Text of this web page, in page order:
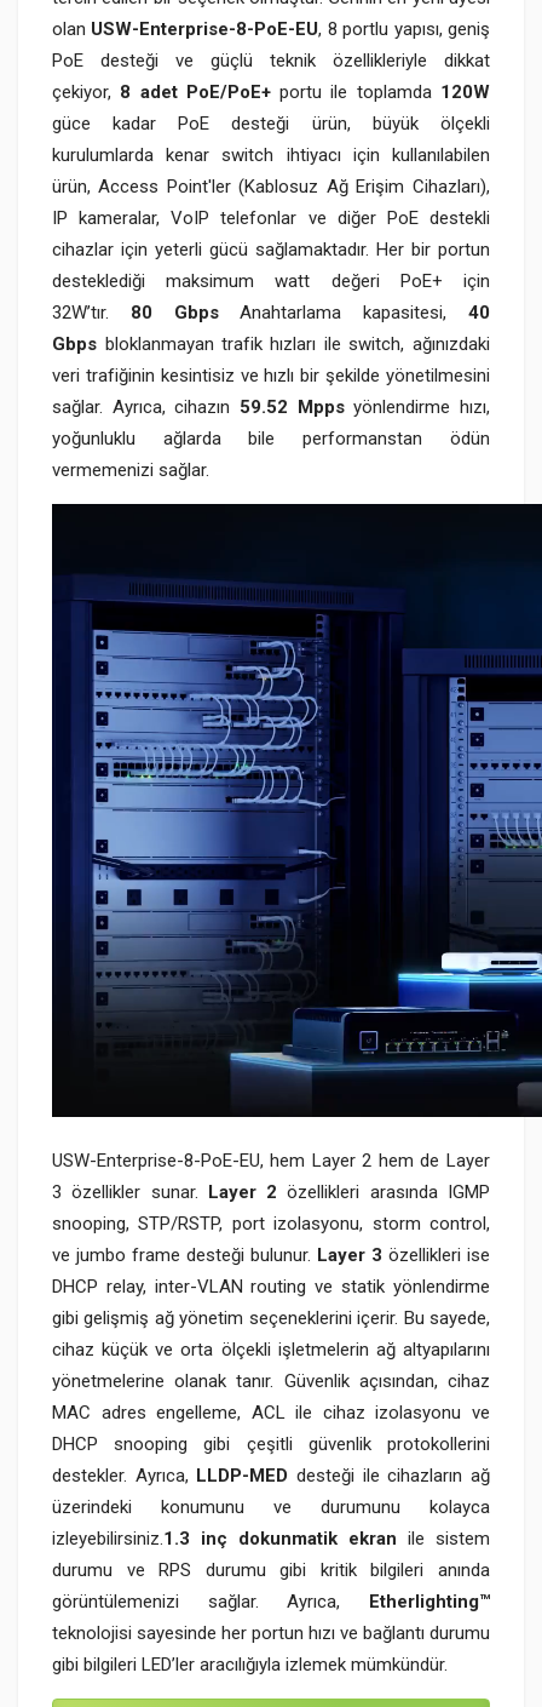
olan USW-Enterprise-8-PoE-EU, 8 portlu yapısı, geniş
PoE desteği ve güçlü teknik özellikleriyle dikkat
çekiyor, 8 adet PoE/PoE+portu ile toplamda 120W
güce kadar PoE desteği ürün, büyük ölçekli
kurulumlarda kenar switch ihtiyacı için kullanılabilen
ürün, Access Point'ler (Kablosuz Ağ Erişim Cihazları),
IP kameralar, VoIP telefonlar ve diğer PoE destekli
cihazlar için yeterli gücü sağlamaktadır. Her bir portun
desteklediği maksimum watt değeri PoE+ için
32W’tır. 80 GbpsAnahtarlama kapasitesi, 40
Gbps bloklanmayan trafik hızları ile switch, ağınızdaki
veri trafiğinin kesintisiz ve hızlı bir şekilde yönetilmesini
sağlar. Ayrıca, cihazın 59.52 Mppsyönlendirme hızı,
yoğunluklu ağlarda bile performanstan ödün
vermemenizi sağlar.
USW-Enterprise-8-PoE-EU, hem Layer 2 hem de Layer
3 özellikler sunar. Layer 2 özellikleri arasında IGMP
snooping, STP/RSTP, port izolasyonu, storm control,
ve jumbo frame desteği bulunur. Layer 3 özellikleri ise
DHCP relay, inter-VLAN routing ve statik yönlendirme
gibi gelişmiş ağ yönetim seçeneklerini içerir. Bu sayede,
cihaz küçük ve orta ölçekli işletmelerin ağ altyapılarını
yönetmelerine olanak tanır. Güvenlik açısından, cihaz
MAC adres engelleme, ACL ile cihaz izolasyonu ve
DHCP snooping gibi çeşitli güvenlik protokollerini
destekler. Ayrıca, LLDP-MED desteği ile cihazların ağ
üzerindeki konumunu ve durumunu kolayca
izleyebilirsiniz.1.3 inç dokunmatik ekran ile sistem
durumu ve RPS durumu gibi kritik bilgileri anında
görüntülemenizi sağlar. Ayrıca, Etherlighting™
teknolojisi sayesinde her portun hızı ve bağlantı durumu
gibi bilgileri LED’ler aracılığıyla izlemek mümkündür.